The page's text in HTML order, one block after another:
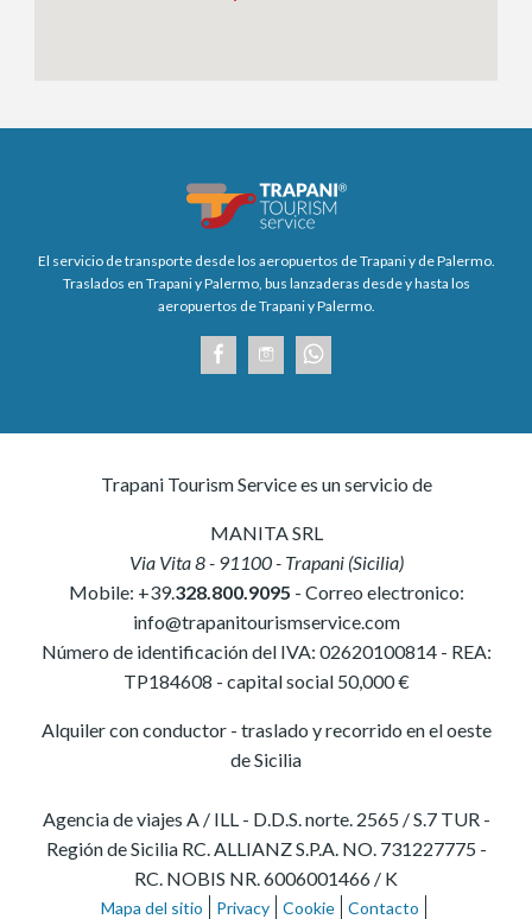
El servicio de transporte desde los aeropuertos de Trapani y de Palermo.
Traslados en Trapani y Palermo, bus lanzaderas desde y hasta los
aeropuertos de Trapani y Palermo.
Trapani Tourism Service es un servicio de
MANITA SRL
Via Vita 8- 91100- Trapani(Sicilia)
Mobile: +39.328.800.9095 - Correo electronico:
info@trapanitourismservice.com
Número de identificación del IVA: 02620100814- REA:
TP184608 - capital social 50,000 €
Alquiler con conductor - traslado y recorrido en el oeste
de Sicilia
Agencia de viajes A / ILL - D.D.S. norte. 2565 / S.7 TUR -
Región de Sicilia RC. ALLIANZ S.P.A. NO. 731227775 -
RC. NOBIS NR. 6006001466 / K
Mapa del sitio Privacy Cookie Contacto